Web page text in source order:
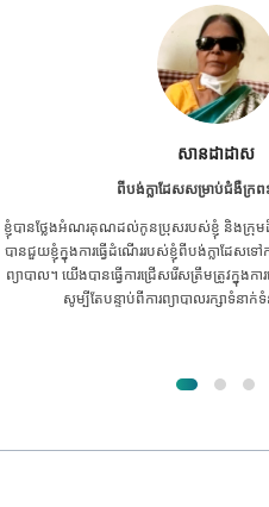
Furkanul អ៊ីស្លាម
ពីបង់ក្លាដែសសម្រាប់ការប្តូ
ខ្ញុំ​បាន​ផ្តល់​ក្តី​សង្ឃឹម​ទាំង​អស់​ថា ខ្ញុំ​នឹង​អាច​ទទួល​បា
បញ្ហា​តម្រងនោម​របស់​ខ្ញុំ។ វាគ្រាន់តែបន្ទាប់ពីខ្ញុំ
ព្រះគុណរបស់អល់ឡោះហើយបានទ